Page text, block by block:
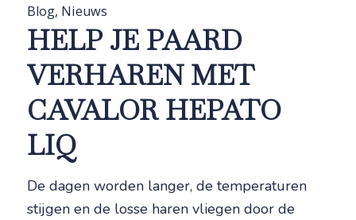
Blog, Nieuws
HELP JE PAARD
VERHAREN MET
CAVALOR HEPATO
LIQ
De dagen worden langer, de temperaturen
stijgen en de losse haren vliegen door de